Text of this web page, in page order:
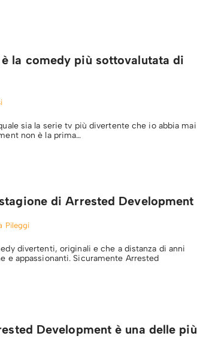
la comedy più sottovalutata di
sia la serie tv più divertente che io abbia mai
non è la prima…
di Arrested Development
Pileggi
divertenti, originali e che a distanza di anni
e appassionanti. Sicuramente Arrested
Development è una delle più